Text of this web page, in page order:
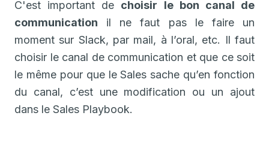
C'est important de choisir le bon canal de
communication il ne faut pas le faire un
moment sur Slack, par mail, à l’oral, etc. Il faut
choisir le canal de communication et que ce soit
le même pour que le Sales sache qu’en fonction
du canal, c’est une modification ou un ajout
dans le Sales Playbook.